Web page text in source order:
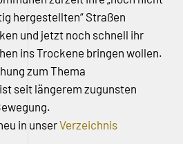
hergestellten“ Straßen
und jetzt noch schnell ihr
ins Trockene bringen wollen.
zum Thema
seit längerem zugunsten
in unserVerzeichnis